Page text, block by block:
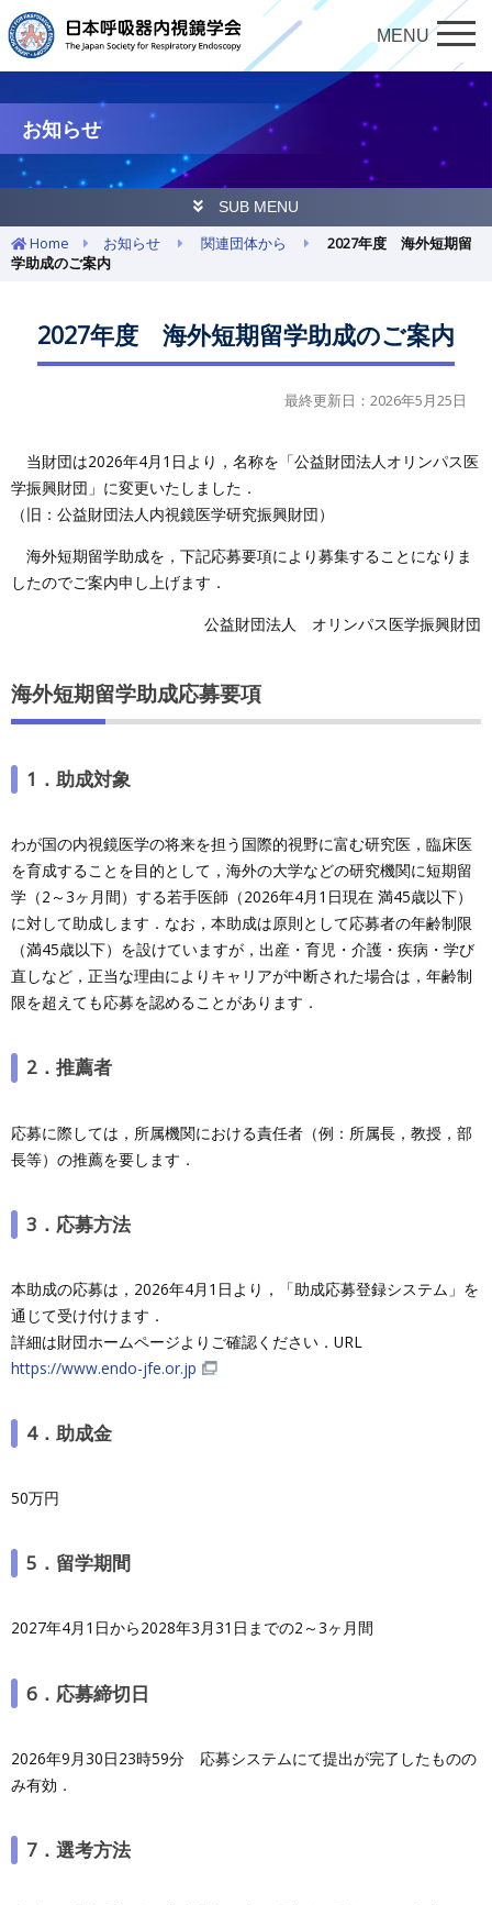
MENU
お知らせ
SUB MENU
Home お知らせ 関連団体から
2027年度 海外短期留
学助成のご案内
2027年度 海外短期留学助成のご案内
最終更新日：2026年5月25日
当財団は2026年4月1日より，名称を「公益財団法人オリンパス医
学振興財団」に変更いたしました．
（旧：公益財団法人内視鏡医学研究振興財団）
海外短期留学助成を，下記応募要項により募集することになりま
したのでご案内申し上げます．
公益財団法人 オリンパス医学振興財団
海外短期留学助成応募要項
1．助成対象
わが国の内視鏡医学の将来を担う国際的視野に富む研究医，臨床医
を育成することを目的として，海外の大学などの研究機関に短期留
学（2～3ヶ月間）する若手医師（2026年4月1日現在 満45歳以下）
に対して助成します．なお，本助成は原則として応募者の年齢制限
（満45歳以下）を設けていますが，出産・育児・介護・疾病・学び
直しなど，正当な理由によりキャリアが中断された場合は，年齢制
限を超えても応募を認めることがあります．
2．推薦者
応募に際しては，所属機関における責任者（例：所属長，教授，部
長等）の推薦を要します．
3．応募方法
本助成の応募は，2026年4月1日より，「助成応募登録システム」を
通じて受け付けます．
詳細は財団ホームページよりご確認ください．URL
https://www.endo-jfe.or.jp
4．助成金
50万円
5．留学期間
2027年4月1日から2028年3月31日までの2～3ヶ月間
6．応募締切日
2026年9月30日23時59分 応募システムにて提出が完了したものの
み有効．
7．選考方法